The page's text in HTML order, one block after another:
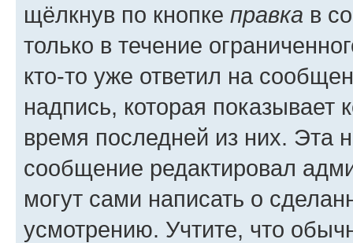
щёлкнув по кнопке правка в
только в течение
кто-то уже ответил на
надпись, которая показывает
время последней из них. Эта
сообщение редактировал
могут сами написать о
усмотрению. Учтите, что